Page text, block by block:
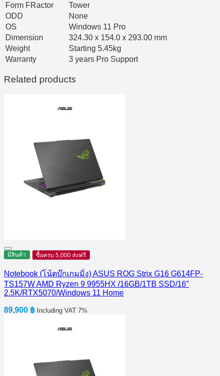
Form FRactor
Tower
ODD
None
OS
Windows 11 Pro
Dimension
324.30 x 154.0 x 293.00 mm
Weight
Starting 5.45kg
Warranty
3 years Pro Support
Related products
มีสินค้า ซื้อครบ 5,000 ส่งฟรี
Notebook (โน้ตบุ๊กเกมมิ่ง) ASUS ROG Strix G16 G614FP-
TS157W AMD Ryzen 9 9955HX /16GB/1TB SSD/16″
2.5K/RTX5070/Windows 11 Home
89,900 ฿ Including VAT 7%